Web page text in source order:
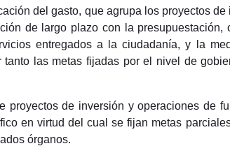
del gasto, que agrupa los proyectos
de largo plazo con la
entregados a la ciudadanía, y la
las metas fijadas por el nivel de
proyectos de inversión y operaciones de
en virtud del cual se fijan metas
órganos.